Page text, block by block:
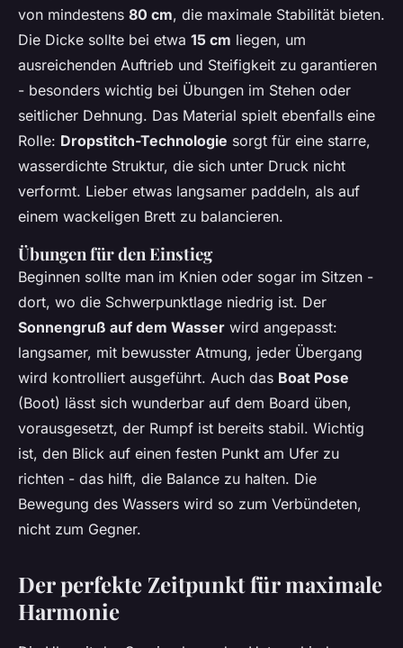
von mindestens 80 cm, die maximale Stabilität bieten.
Die Dicke sollte bei etwa 15 cm liegen, um
ausreichenden Auftrieb und Steifigkeit zu garantieren
- besonders wichtig bei Übungen im Stehen oder
seitlicher Dehnung. Das Material spielt ebenfalls eine
Rolle: Dropstitch-Technologie sorgt für eine starre,
wasserdichte Struktur, die sich unter Druck nicht
verformt. Lieber etwas langsamer paddeln, als auf
einem wackeligen Brett zu balancieren.
Übungen für den Einstieg
Beginnen sollte man im Knien oder sogar im Sitzen -
dort, wo die Schwerpunktlage niedrig ist. Der
Sonnengruß auf dem Wasser wird angepasst:
langsamer, mit bewusster Atmung, jeder Übergang
wird kontrolliert ausgeführt. Auch das Boat Pose
(Boot) lässt sich wunderbar auf dem Board üben,
vorausgesetzt, der Rumpf ist bereits stabil. Wichtig
ist, den Blick auf einen festen Punkt am Ufer zu
richten - das hilft, die Balance zu halten. Die
Bewegung des Wassers wird so zum Verbündeten,
nicht zum Gegner.
Der perfekte Zeitpunkt für maximale
Harmonie